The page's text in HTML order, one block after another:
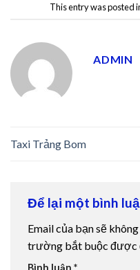
giriş
giriş
This entry was posted
ADMIN
Taxi Trảng Bom
Để lại một bình
Email của bạn sẽ
trường bắt buộc được